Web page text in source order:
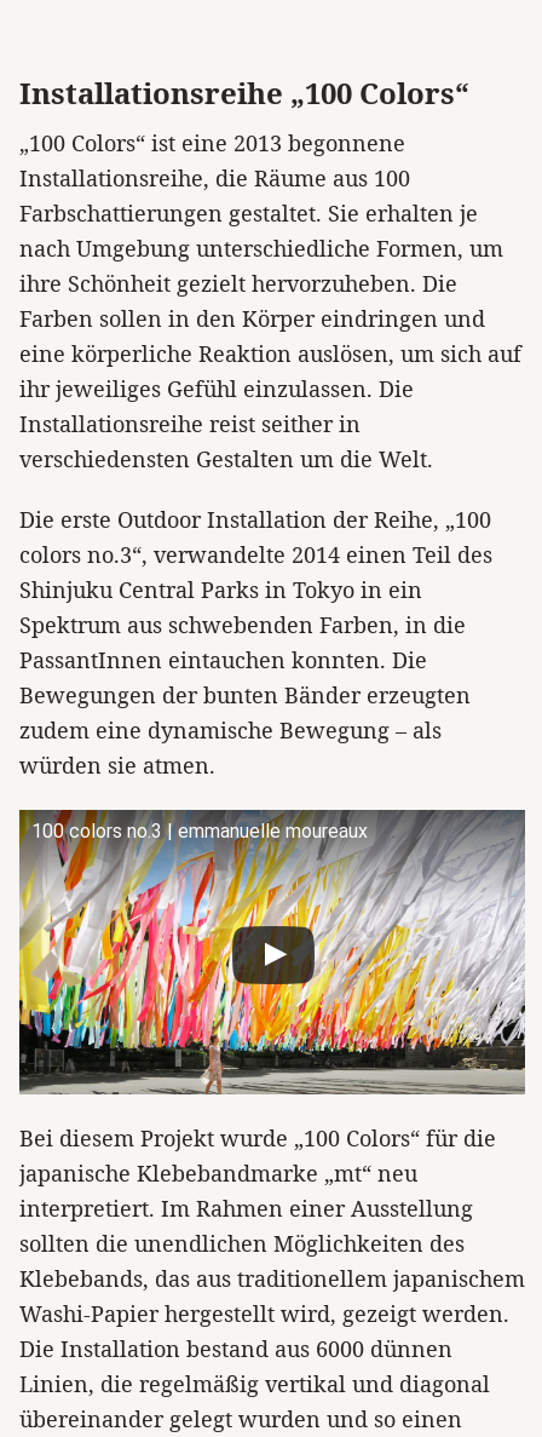
Installationsreihe „100 Colors“
„100 Colors“ ist eine 2013 begonnene
Installationsreihe, die Räume aus 100
Farbschattierungen gestaltet. Sie erhalten je
nach Umgebung unterschiedliche Formen, um
ihre Schönheit gezielt hervorzuheben. Die
Farben sollen in den Körper eindringen und
eine körperliche Reaktion auslösen, um sich auf
ihr jeweiliges Gefühl einzulassen. Die
Installationsreihe reist seither in
verschiedensten Gestalten um die Welt.
Die erste Outdoor Installation der Reihe, „100
colors no.3“, verwandelte 2014 einen Teil des
Shinjuku Central Parks in Tokyo in ein
Spektrum aus schwebenden Farben, in die
PassantInnen eintauchen konnten. Die
Bewegungen der bunten Bänder erzeugten
zudem eine dynamische Bewegung – als
würden sie atmen.
100 colors no.3 | emmanuelle moureaux
Bei diesem Projekt wurde „100 Colors“ für die
japanische Klebebandmarke „mt“ neu
interpretiert. Im Rahmen einer Ausstellung
sollten die unendlichen Möglichkeiten des
Klebebands, das aus traditionellem japanischem
Washi-Papier hergestellt wird, gezeigt werden.
Die Installation bestand aus 6000 dünnen
Linien, die regelmäßig vertikal und diagonal
übereinander gelegt wurden und so einen